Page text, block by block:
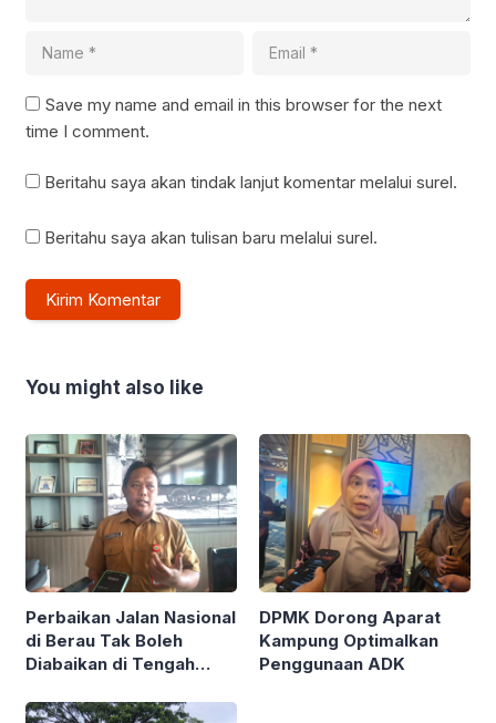
Save my name and email in this browser for the next
time I comment.
Beritahu saya akan tindak lanjut komentar melalui surel.
Beritahu saya akan tulisan baru melalui surel.
You might also like
Perbaikan Jalan Nasional
di Berau Tak Boleh
Diabaikan di Tengah
Kalimantan
DPMK Dorong Aparat
Kampung Optimalkan
Penggunaan ADK